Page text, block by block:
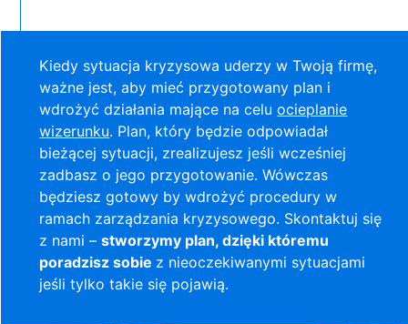
Kiedy sytuacja kryzysowa uderzy w Twoją firmę,
ważne jest, aby mieć przygotowany plan i
wdrożyć działania mające na celuocieplanie
wizerunku. Plan, który będzie odpowiadał
bieżącej sytuacji, zrealizujesz jeśli wcześniej
zadbasz o jego przygotowanie. Wówczas
będziesz gotowy by wdrożyć procedury w
ramach zarządzania kryzysowego. Skontaktuj się
z nami –stworzymy plan, dzięki któremu
poradzisz sobie z nieoczekiwanymi sytuacjami
jeśli tylko takie się pojawią.